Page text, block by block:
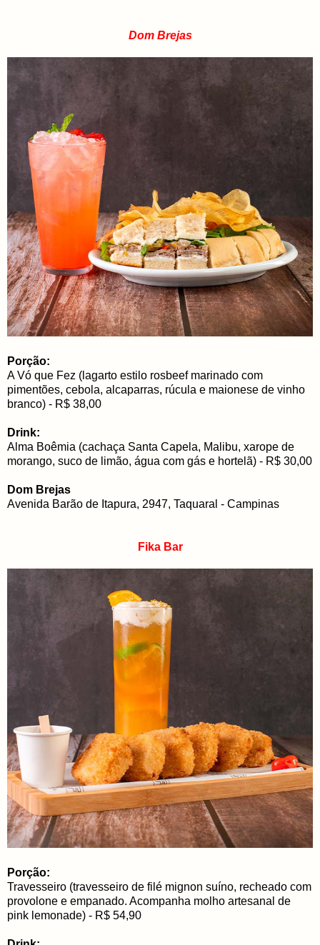
Dom Brejas
Porção:
A Vó que Fez (lagarto estilo rosbeef marinado com
pimentões, cebola, alcaparras, rúcula e maionese de vinho
branco) - R$ 38,00
Drink:
Alma Boêmia (cachaça Santa Capela, Malibu, xarope de
morango, suco de limão, água com gás e hortelã) - R$ 30,00
Dom Brejas
Avenida Barão de Itapura, 2947, Taquaral - Campinas
Fika Bar
Porção:
Travesseiro (travesseiro de filé mignon suíno, recheado com
provolone e empanado. Acompanha molho artesanal de
pink lemonade) - R$ 54,90